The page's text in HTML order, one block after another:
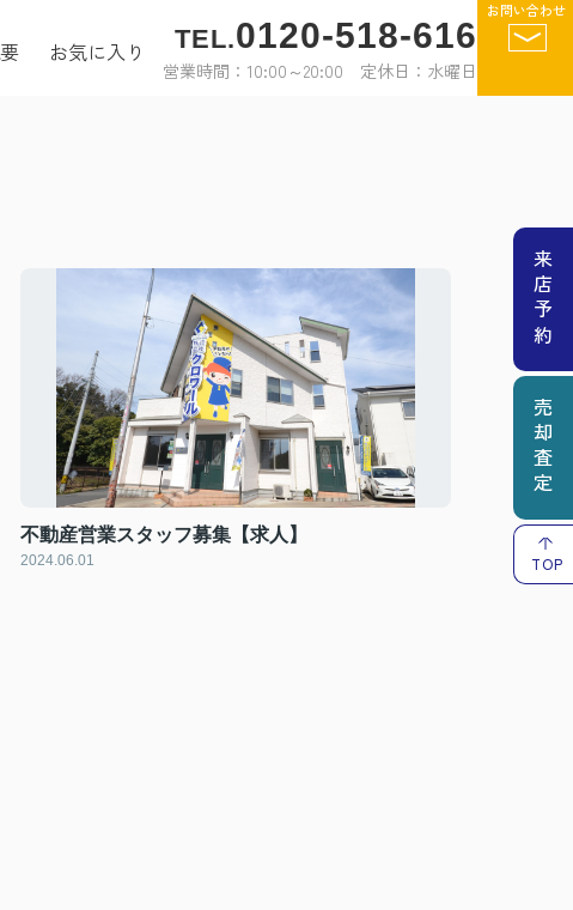
お気に入り TEL.0120-518-616
営業時間：10:00～20:00 定休日：水曜日
お問い合わせ
不動産営業スタッフ募集【求人】
2024.06.01
来店予約
売却査定
TOP